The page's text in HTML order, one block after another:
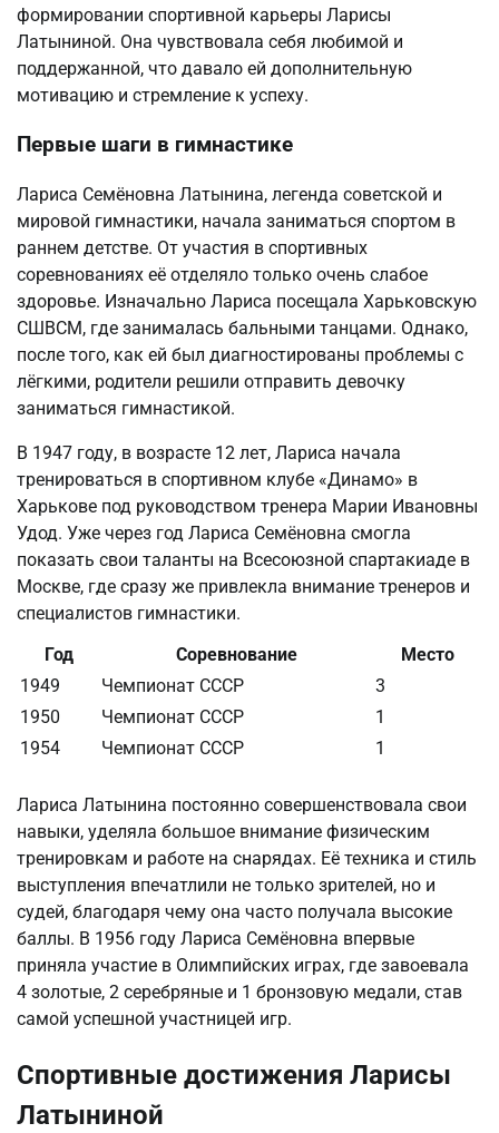
формировании спортивной карьеры Ларисы
Латыниной. Она чувствовала себя любимой и
поддержанной, что давало ей дополнительную
мотивацию и стремление к успеху.
Первые шаги в гимнастике
Лариса Семёновна Латынина, легенда советской и
мировой гимнастики, начала заниматься спортом в
раннем детстве. От участия в спортивных
соревнованиях её отделяло только очень слабое
здоровье. Изначально Лариса посещала Харьковскую
СШВСМ, где занималась бальными танцами. Однако,
после того, как ей был диагностированы проблемы с
лёгкими, родители решили отправить девочку
заниматься гимнастикой.
В 1947 году, в возрасте 12 лет, Лариса начала
тренироваться в спортивном клубе «Динамо» в
Харькове под руководством тренера Марии Ивановны
Удод. Уже через год Лариса Семёновна смогла
показать свои таланты на Всесоюзной спартакиаде в
Москве, где сразу же привлекла внимание тренеров и
специалистов гимнастики.
Год
Соревнование
Место
1949
Чемпионат СССР
3
1950
Чемпионат СССР
1
1954
Чемпионат СССР 1
Лариса Латынина постоянно совершенствовала свои
навыки, уделяла большое внимание физическим
тренировкам и работе на снарядах. Её техника и стиль
выступления впечатлили не только зрителей, но и
судей, благодаря чему она часто получала высокие
баллы. В 1956 году Лариса Семёновна впервые
приняла участие в Олимпийских играх, где завоевала
4 золотые, 2 серебряные и 1 бронзовую медали, став
самой успешной участницей игр.
Спортивные достижения Ларисы
Латыниной